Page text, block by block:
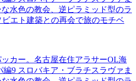
水色の教会、逆ピラミッド型のラ
エト建築との再会で旅のモチベ
カー。名古屋在住アラサーOL海
9 スロバキア・ブラチスラヴァま